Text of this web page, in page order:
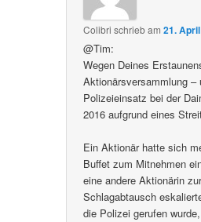
Colibri schriebam21.
@Tim:
Wegen Deines
Aktionärsversammlung –
Polizeieinsatz bei der
2016 aufgrund eines
Ein Aktionär hatte sich
Buffet zum Mitnehmen
eine andere Aktionärin
Schlagabtausch
die Polizei gerufen